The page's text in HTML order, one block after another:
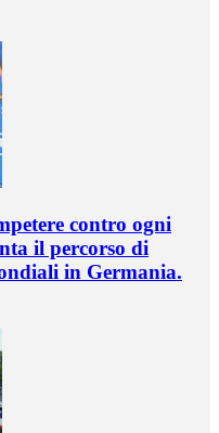
contro ogni
il percorso di
in Germania.